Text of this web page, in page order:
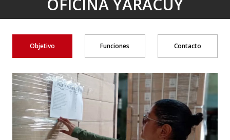
OFICINA YARACUY
Objetivo Funciones Contacto